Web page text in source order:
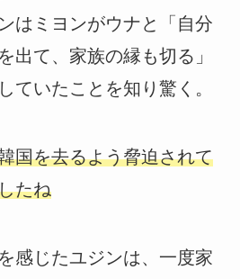
はミヨンがウナと「自分
出て、家族の縁も切る」
ていたことを知り驚く。
国を去るよう脅迫されて
たね
感じたユジンは、一度家